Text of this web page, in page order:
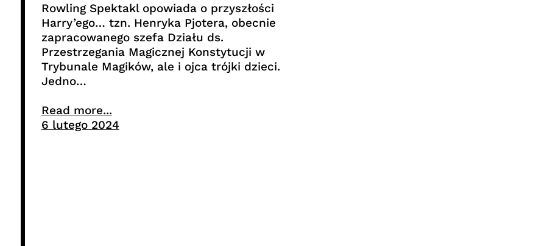
Rowling Spektakl opowiada o przyszłości
Harry’ego… tzn. Henryka Pjotera, obecnie
zapracowanego szefa Działu ds.
Przestrzegania Magicznej Konstytucji w
Trybunale Magików, ale i ojca trójki dzieci.
Jedno…
Read more...
6 lutego 2024